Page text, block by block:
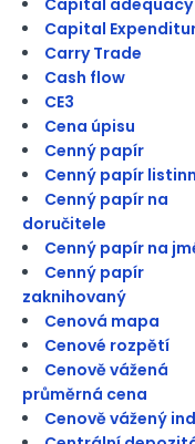
Capital
Carry Trade
Cash flow
CE3
Cena úpisu
Cenný papír
Cenný papír
Cenný papír na
doručitele
Cenný papír na
Cenný papír
zaknihovaný
Cenová mapa
Cenové rozpětí
Cenově vážená
průměrná cena
Cenově vážený